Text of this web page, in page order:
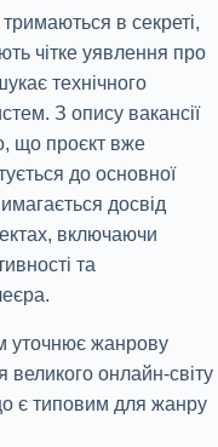
в секреті,
чітке уявлення про
технічного
З опису вакансії
що проєкт вже
до основної
досвід
включаючи
та
уточнює жанрову
великого онлайн-світу
є типовим для жанру